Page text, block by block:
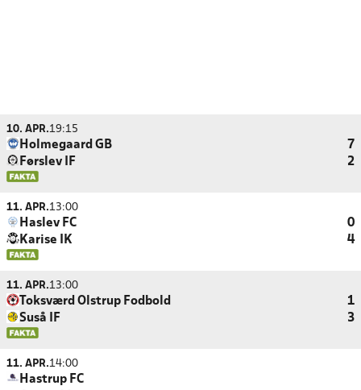
10. APR.19:15
Holmegaard GB
7
Førslev IF
2
11. APR.13:00
Haslev FC
0
Karise IK
4
11. APR.13:00
Toksværd Olstrup Fodbold
1
Suså IF
3
11. APR.14:00
Hastrup FC